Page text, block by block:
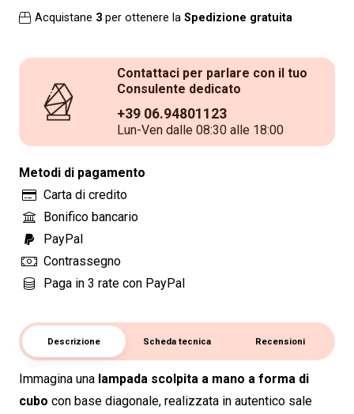
Acquistane 3per ottenere la Spedizione gratuita
Contattaci per parlare con il tuo
Consulente dedicato
+39 06.94801123
Lun-Ven dalle 08:30 alle 18:00
Metodi di pagamento
Carta di credito
Bonifico bancario
PayPal
Contrassegno
Paga in 3 rate con PayPal
Descrizione Scheda tecnica Recensioni
Immagina una lampada scolpita a mano a forma di
cubo con base diagonale, realizzata in autentico sale